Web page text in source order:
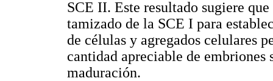
SCE II. Este resultado sugiere
tamizado de la SCE I para
de células y agregados celulares
cantidad apreciable de embriones
maduración.